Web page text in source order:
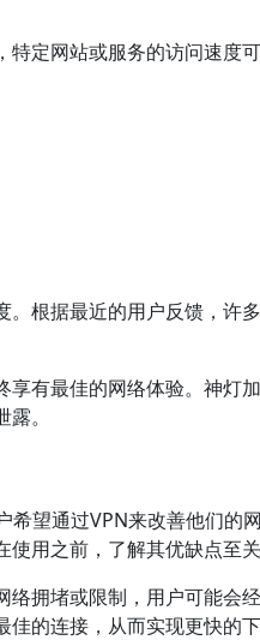
定网站或服务的访问速度
根据最近的用户反馈，许
有最佳的网络体验。神灯
。
望通过VPN来改善他们的
用之前，了解其优缺点至关
络拥堵或限制，用户可能会
佳的连接，从而实现更快的